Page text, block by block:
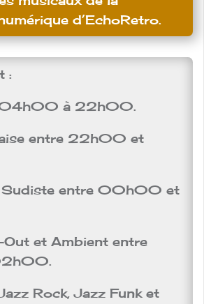
d’EchoRetro.
:
04h00 à 22h00.
entre 22h00 et
Sudiste entre 00h00 et
Out et Ambient entre
Rock, Jazz Funk et